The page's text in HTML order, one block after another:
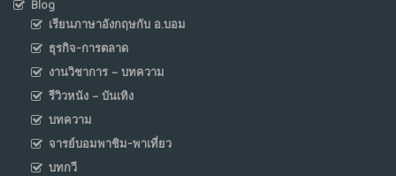
Blog
เรียนภาษาอังกฤษกับ อ.บอม
ธุรกิจ-การตลาด
งานวิชาการ – บทความ
รีวิวหนัง – บันเทิง
บทความ
จารย์บอมพาชิม-พาเที่ยว
บทกวี